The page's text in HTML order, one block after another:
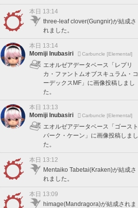
本日 13:14
three-leaf clover(Gungnir)が結成さ
れました。
本日 13:14
Momiji Inubasiri
Carbuncle [Elemental]
エオルゼアデータベース「レプリ
カ・ファントムオブスキュラム・コ
ーデックスMF」に画像投稿しまし
た。
本日 13:13
Momiji Inubasiri
Carbuncle [Elemental]
エオルゼアデータベース「ゴースト
バーク・ケーン」に画像投稿しまし
た。
本日 13:12
Mentaiko Tabetai(Kraken)が結成さ
れました。
本日 13:09
himage(Mandragora)が結成されま